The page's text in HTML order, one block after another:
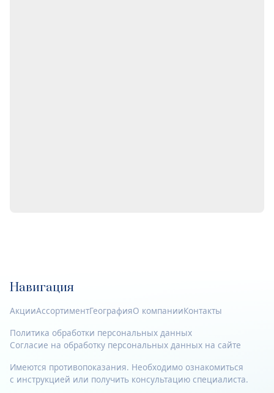
Навигация
АкцииАссортиментГеографияО компанииКонтакты
Политика обработки персональных данных
Согласие на обработку персональных данных на сайте
Имеются противопоказания. Необходимо ознакомиться
с инструкцией или получить консультацию специалиста.